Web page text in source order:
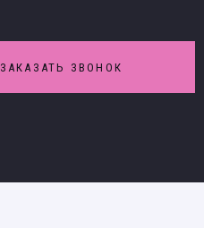
ЗАКАЗАТЬ ЗВОНОК